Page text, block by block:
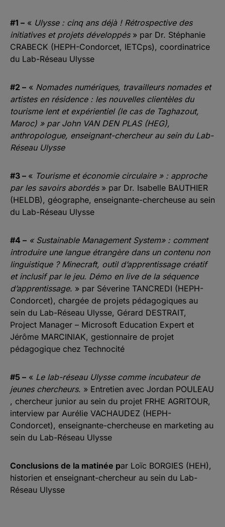
#1 – « Ulysse : cinq ans déjà ! Rétrospective des
initiatives et projets développés» par Dr. Stéphanie
CRABECK (HEPH-Condorcet, IETCps), coordinatrice
du Lab-Réseau Ulysse
#2 – « Nomades numériques, travailleurs nomades et
artistes en résidence : les nouvelles clientèles du
tourisme lent et expérientiel (le cas de Taghazout,
Maroc) » par John VAN DEN PLAS (HEG),
anthropologue, enseignant-chercheur au sein du Lab-
Réseau Ulysse
#3 – « Tourisme et économie circulaire » : approche
par les savoirs abordés» par Dr. Isabelle BAUTHIER
(HELDB), géographe, enseignante-chercheuse au sein
du Lab-Réseau Ulysse
#4 – « Sustainable Management System» : comment
introduire une langue étrangère dans un contenu non
linguistique ? Minecraft, outil d’apprentissage créatif
et inclusif par le jeu. Démo en live de la séquence
d’apprentissage. » par Séverine TANCREDI (HEPH-
Condorcet), chargée de projets pédagogiques au
sein du Lab-Réseau Ulysse, Gérard DESTRAIT,
Project Manager – Microsoft Education Expert et
Jérôme MARCINIAK, gestionnaire de projet
pédagogique chez Technocité
#5 – « Le lab-réseau Ulysse comme incubateur de
jeunes chercheurs. » Entretien avec Jordan POULEAU
, chercheur junior au sein du projet FRHE AGRITOUR,
interview par Aurélie VACHAUDEZ (HEPH-
Condorcet), enseignante-chercheuse en marketing au
sein du Lab-Réseau Ulysse
Conclusions de la matinée par Loïc BORGIES (HEH),
historien et enseignant-chercheur au sein du Lab-
Réseau Ulysse